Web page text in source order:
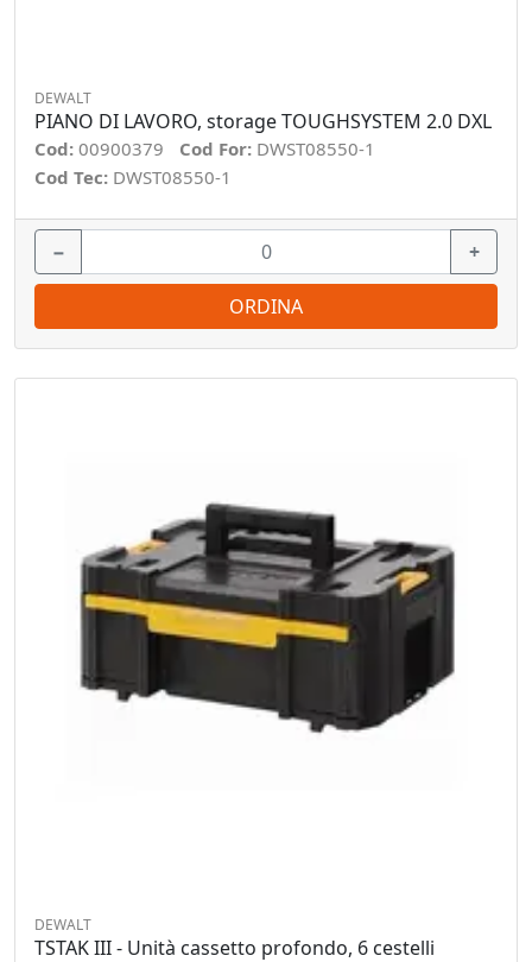
DEWALT
PIANO DI LAVORO, storage TOUGHSYSTEM 2.0 DXL
Cod: 00900379 Cod For: DWST08550-1
Cod Tec: DWST08550-1
− +
ORDINA
DEWALT
TSTAK III - Unità cassetto profondo, 6 cestelli